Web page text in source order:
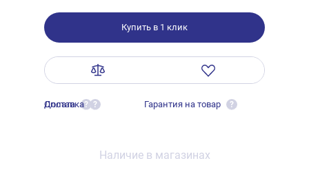
Купить в 1 клик
Оплата ?
Доставка ? Гарантия на товар ?
Наличие в магазинах